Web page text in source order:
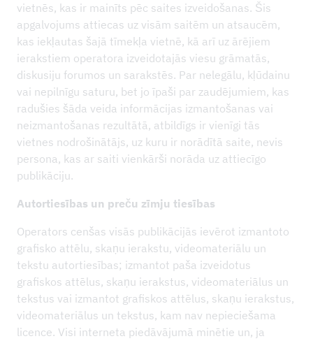
vietnēs, kas ir mainīts pēc saites izveidošanas. Šis
apgalvojums attiecas uz visām saitēm un atsaucēm,
kas iekļautas šajā tīmekļa vietnē, kā arī uz ārējiem
ierakstiem operatora izveidotajās viesu grāmatās,
diskusiju forumos un sarakstēs. Par nelegālu, kļūdainu
vai nepilnīgu saturu, bet jo īpaši par zaudējumiem, kas
radušies šāda veida informācijas izmantošanas vai
neizmantošanas rezultātā, atbildīgs ir vienīgi tās
vietnes nodrošinātājs, uz kuru ir norādītā saite, nevis
persona, kas ar saiti vienkārši norāda uz attiecīgo
publikāciju.
Autortiesības un preču zīmju tiesības
Operators cenšas visās publikācijās ievērot izmantoto
grafisko attēlu, skaņu ierakstu, videomateriālu un
tekstu autortiesības; izmantot paša izveidotus
grafiskos attēlus, skaņu ierakstus, videomateriālus un
tekstus vai izmantot grafiskos attēlus, skaņu ierakstus,
videomateriālus un tekstus, kam nav nepieciešama
licence. Visi interneta piedāvājumā minētie un, ja